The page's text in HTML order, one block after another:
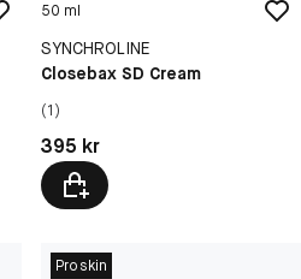
50 ml
SYNCHROLINE
Closebax SD Cream
(1)
Pris: 395 kr
395 kr
Proskin